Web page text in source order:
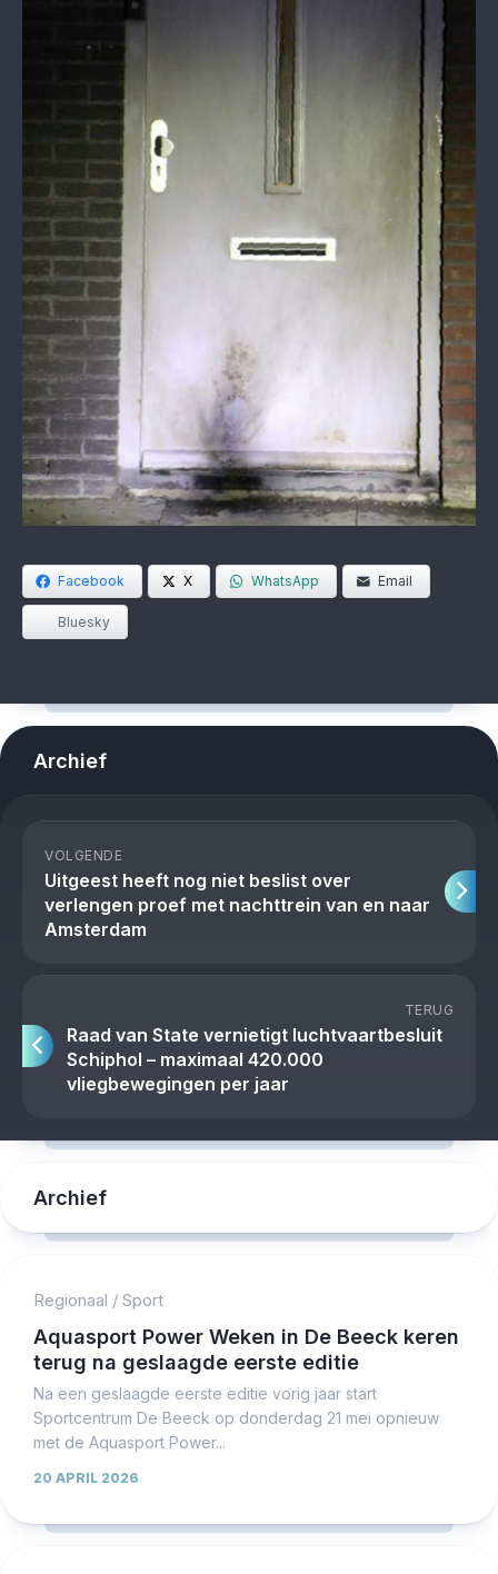
Facebook X WhatsApp Email
Bluesky
Archief
VOLGENDE
Uitgeest heeft nog niet beslist over
verlengen proef met nachttrein van en naar
Amsterdam
TERUG
Raad van State vernietigt luchtvaartbesluit
Schiphol – maximaal 420.000
vliegbewegingen per jaar
Archief
Regionaal / Sport
Aquasport Power Weken in De Beeck keren
terug na geslaagde eerste editie
Na een geslaagde eerste editie vorig jaar start
Sportcentrum De Beeck op donderdag 21 mei opnieuw
met de Aquasport Power...
20 APRIL 2026